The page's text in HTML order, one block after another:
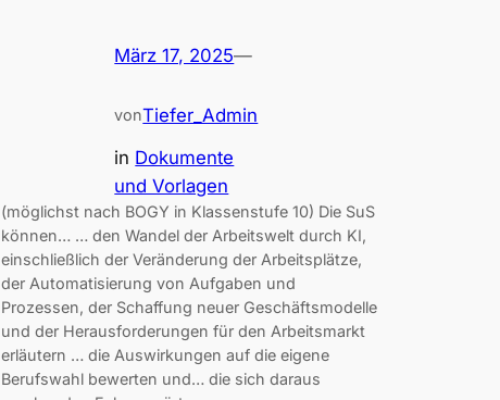
März 17, 2025—
vonTiefer_Admin
in Dokumente
und Vorlagen
(möglichst nach BOGY in Klassenstufe 10) Die SuS
können… … den Wandel der Arbeitswelt durch KI,
einschließlich der Veränderung der Arbeitsplätze,
der Automatisierung von Aufgaben und
Prozessen, der Schaffung neuer Geschäftsmodelle
und der Herausforderungen für den Arbeitsmarkt
erläutern … die Auswirkungen auf die eigene
Berufswahl bewerten und… die sich daraus